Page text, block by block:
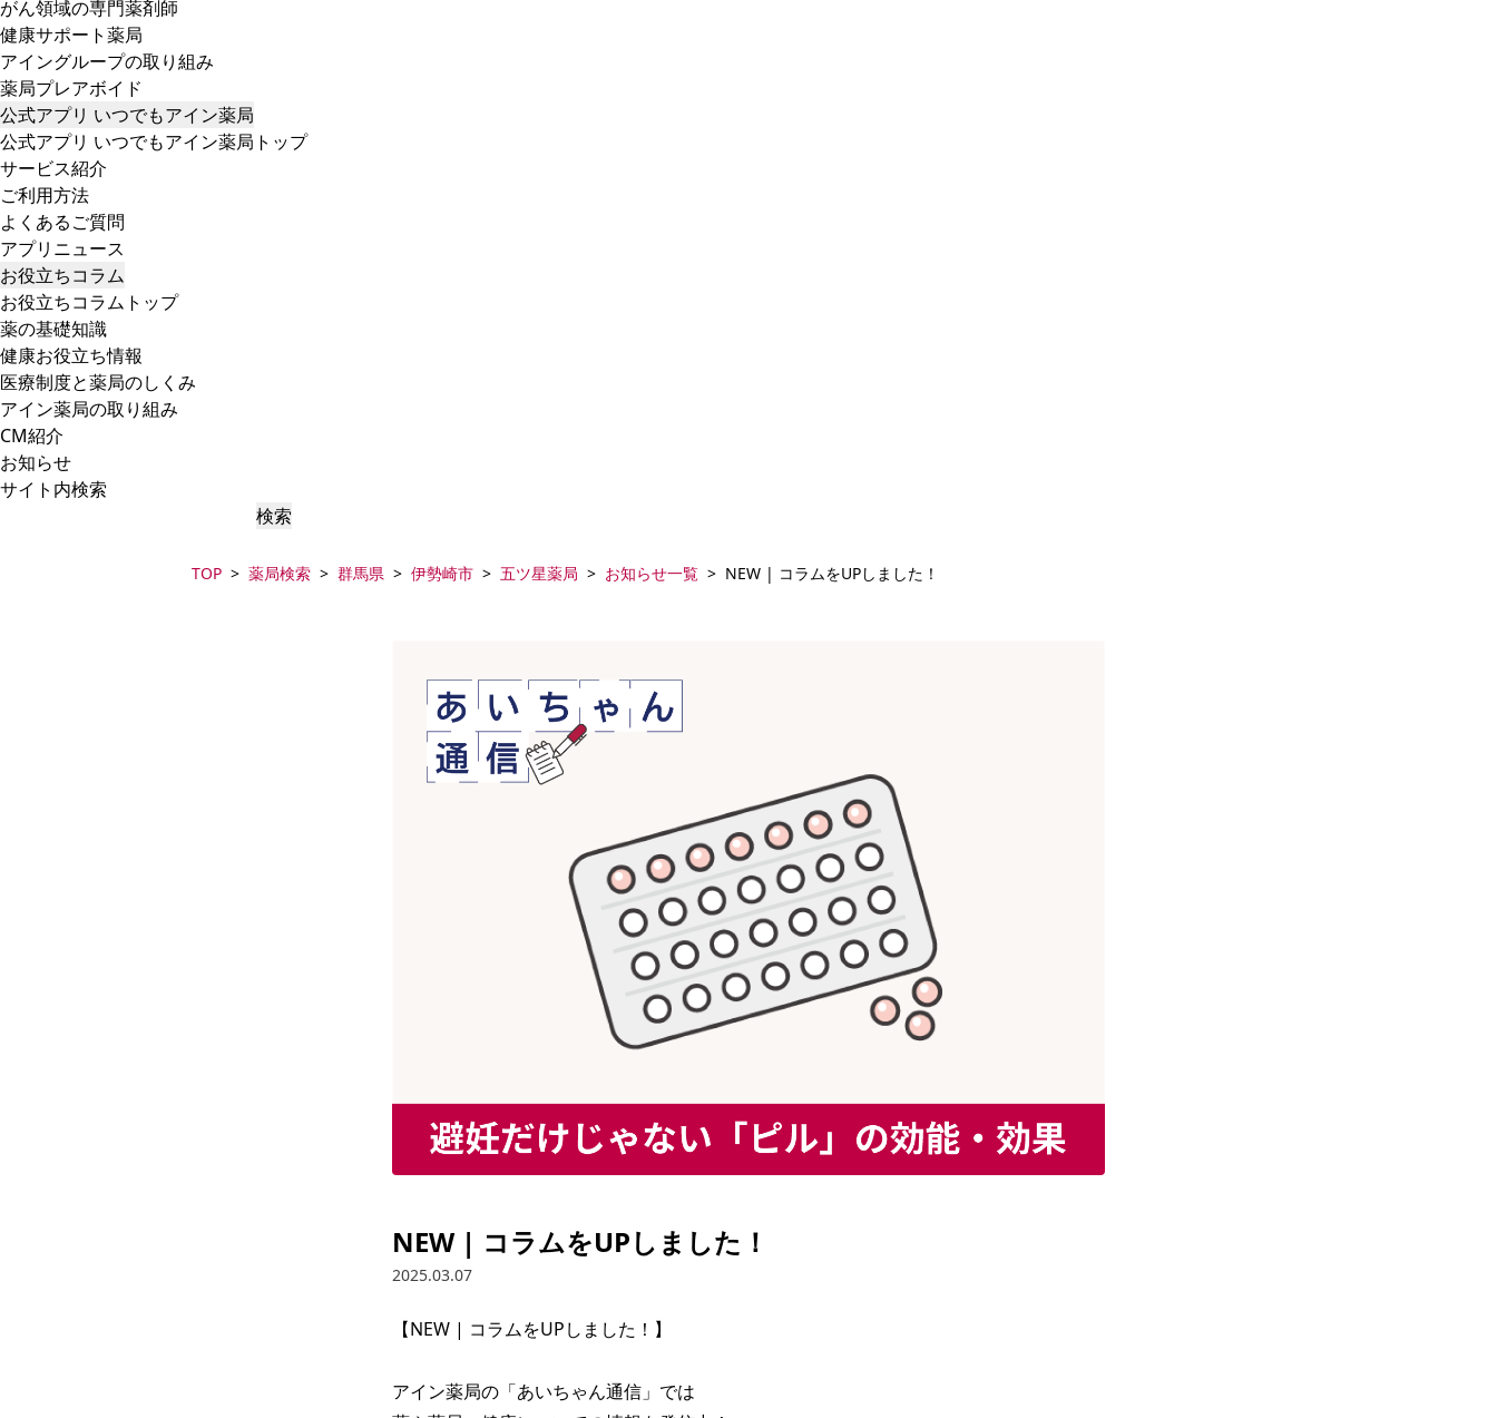
がん領域の専門薬剤師
健康サポート薬局
アイングループの取り組み
薬局プレアボイド
公式アプリ いつでもアイン薬局
公式アプリ いつでもアイン薬局トップ
サービス紹介
ご利用方法
よくあるご質問
アプリニュース
お役立ちコラム
お役立ちコラムトップ
薬の基礎知識
健康お役立ち情報
医療制度と薬局のしくみ
アイン薬局の取り組み
CM紹介
お知らせ
サイト内検索
検索
TOP 薬局検索 群馬県 伊勢崎市 五ツ星薬局 お知らせ一覧 NEW | コラムをUPしました！
NEW | コラムをUPしました！
2025.03.07
【NEW | コラムをUPしました！】
アイン薬局の「あいちゃん通信」では